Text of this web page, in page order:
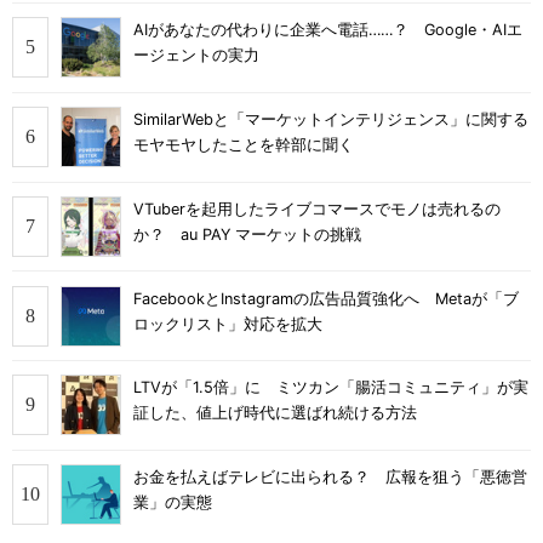
AIがあなたの代わりに企業へ電話……？ Google・AIエ
ージェントの実力
SimilarWebと「マーケットインテリジェンス」に関する
モヤモヤしたことを幹部に聞く
VTuberを起用したライブコマースでモノは売れるの
か？ au PAY マーケットの挑戦
FacebookとInstagramの広告品質強化へ Metaが「ブ
ロックリスト」対応を拡大
LTVが「1.5倍」に ミツカン「腸活コミュニティ」が実
証した、値上げ時代に選ばれ続ける方法
お金を払えばテレビに出られる？ 広報を狙う「悪徳営
業」の実態